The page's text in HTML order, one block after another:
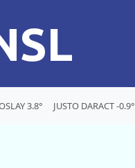
3.8° JUSTO DARACT -0.9°